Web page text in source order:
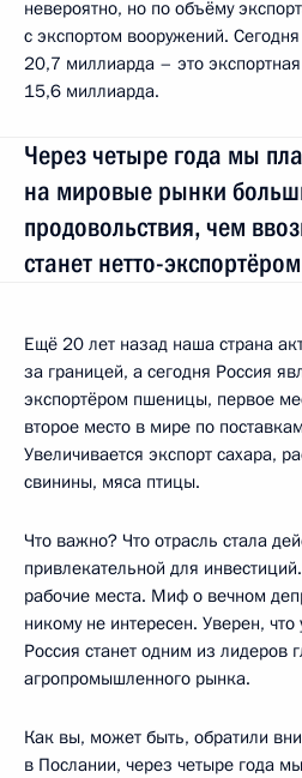
невероятно, но по объёму
с экспортом вооружений.
20,7 миллиарда – это
15,6 миллиарда.
Через четыре года мы
на мировые рынки
продовольствия, чем
станет нетто-
Ещё 20 лет назад наша страна
за границей, а сегодня Россия
экспортёром пшеницы, первое
второе место в мире по
Увеличивается экспорт сахара,
свинины, мяса птицы.
Что важно? Что отрасль стала
привлекательной для
рабочие места. Миф о вечном
никому не интересен. Уверен,
Россия станет одним из лидеров
агропромышленного рынка.
Как вы, может быть, обратили
в Послании, через четыре года